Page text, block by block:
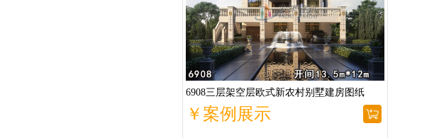
6908三层架空层欧式新农村别墅建房图纸
￥案例展示